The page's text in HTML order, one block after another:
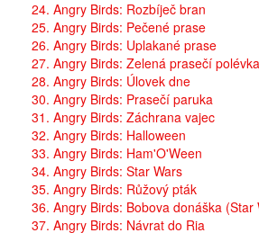
24. Angry Birds: Rozbíječ bran
25. Angry Birds: Pečené prase
26. Angry Birds: Uplakané prase
27. Angry Birds: Zelená prasečí polévka
28. Angry Birds: Úlovek dne
30. Angry Birds: Prasečí paruka
31. Angry Birds: Záchrana vajec
32. Angry Birds: Halloween
33. Angry Birds: Ham'O'Ween
34. Angry Birds: Star Wars
35. Angry Birds: Růžový pták
36. Angry Birds: Bobova donáška (Star
37. Angry Birds: Návrat do Ria